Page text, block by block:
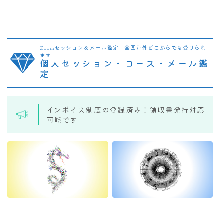
Zoomセッション＆メール鑑定 全国海外どこからでも受けられ
ます
個人セッション・コース・メール鑑
定
インボイス制度の登録済み！領収書発行対応
可能です